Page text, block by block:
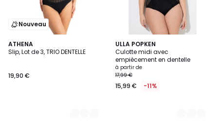
Nouveau
ATHENA
Slip, Lot de 3, TRIO DENTELLE
19,90 €
2
Couleurs
ULLA POPKEN
Culotte midi avec
empiècement en dentelle
à partir de
17,99 €
15,99 € -11%
2
Couleurs